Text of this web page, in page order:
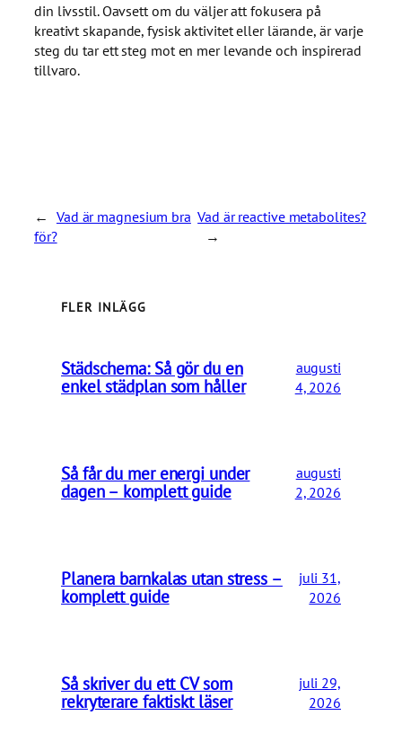
din livsstil. Oavsett om du väljer att fokusera på
kreativt skapande, fysisk aktivitet eller lärande, är varje
steg du tar ett steg mot en mer levande och inspirerad
tillvaro.
← Vad är magnesium bra
för?
Vad är reactive metabolites?
→
FLER INLÄGG
Städschema: Så gör du en
enkel städplan som håller
augusti
4, 2026
Så får du mer energi under
dagen – komplett guide
augusti
2, 2026
Planera barnkalas utan stress –
komplett guide
juli 31,
2026
Så skriver du ett CV som
rekryterare faktiskt läser
juli 29,
2026